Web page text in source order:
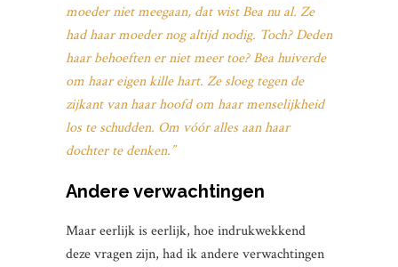
moeder niet meegaan, dat wist Bea nu al. Ze
had haar moeder nog altijd nodig. Toch? Deden
haar behoeften er niet meer toe? Bea huiverde
om haar eigen kille hart. Ze sloeg tegen de
zijkant van haar hoofd om haar menselijkheid
los te schudden. Om vóór alles aan haar
dochter te denken.”
Andere verwachtingen
Maar eerlijk is eerlijk, hoe indrukwekkend
deze vragen zijn, had ik andere verwachtingen